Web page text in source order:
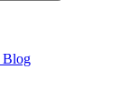
Blog